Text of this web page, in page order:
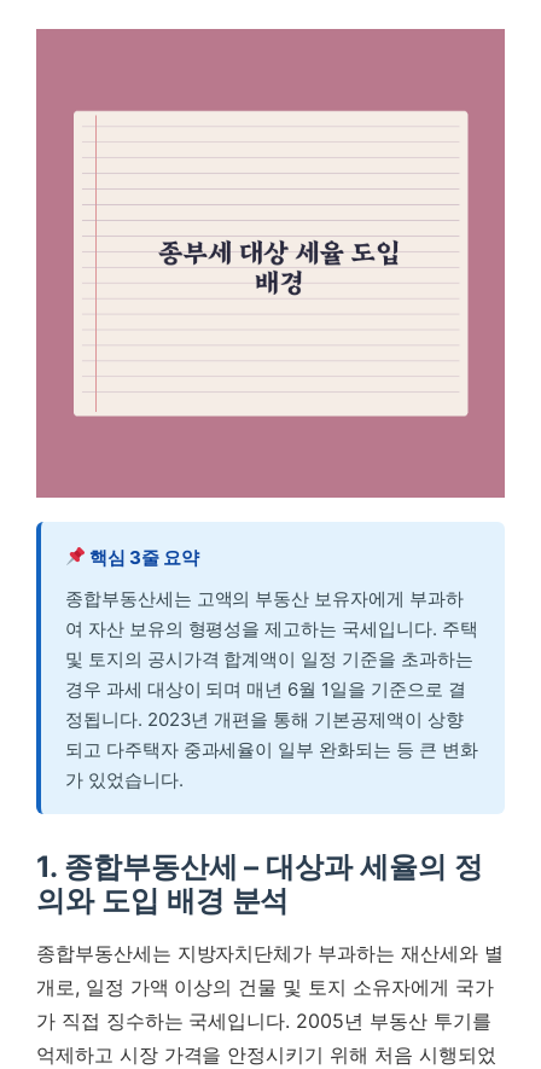
핵심 3줄 요약
종합부동산세는 고액의 부동산 보유자에게 부과하
여 자산 보유의 형평성을 제고하는 국세입니다. 주택
및 토지의 공시가격 합계액이 일정 기준을 초과하는
경우 과세 대상이 되며 매년 6월 1일을 기준으로 결
정됩니다. 2023년 개편을 통해 기본공제액이 상향
되고 다주택자 중과세율이 일부 완화되는 등 큰 변화
가 있었습니다.
1. 종합부동산세 – 대상과 세율의 정
의와 도입 배경 분석
종합부동산세는 지방자치단체가 부과하는 재산세와 별
개로, 일정 가액 이상의 건물 및 토지 소유자에게 국가
가 직접 징수하는 국세입니다. 2005년 부동산 투기를
억제하고 시장 가격을 안정시키기 위해 처음 시행되었